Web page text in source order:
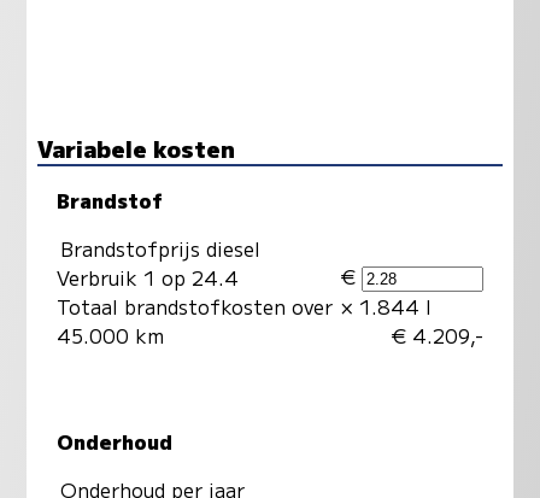
Variabele kosten
Brandstof
Brandstofprijs diesel
Verbruik 1 op 24.4
Totaal brandstofkosten over
45.000 km
€
× 1.844 l
€ 4.209,-
Onderhoud
Onderhoud per jaar